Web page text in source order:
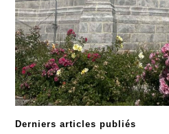
Derniers articles publiés